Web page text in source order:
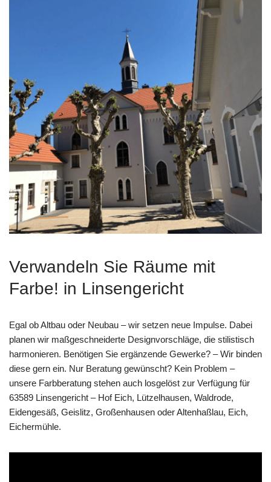
Verwandeln Sie Räume mit
Farbe! in Linsengericht
Egal ob Altbau oder Neubau – wir setzen neue Impulse. Dabei
planen wir maßgeschneiderte Designvorschläge, die stilistisch
harmonieren. Benötigen Sie ergänzende Gewerke? – Wir binden
diese gern ein. Nur Beratung gewünscht? Kein Problem –
unsere Farbberatung stehen auch losgelöst zur Verfügung für
63589 Linsengericht – Hof Eich, Lützelhausen, Waldrode,
Eidengesäß, Geislitz, Großenhausen oder Altenhaßlau, Eich,
Eichermühle.